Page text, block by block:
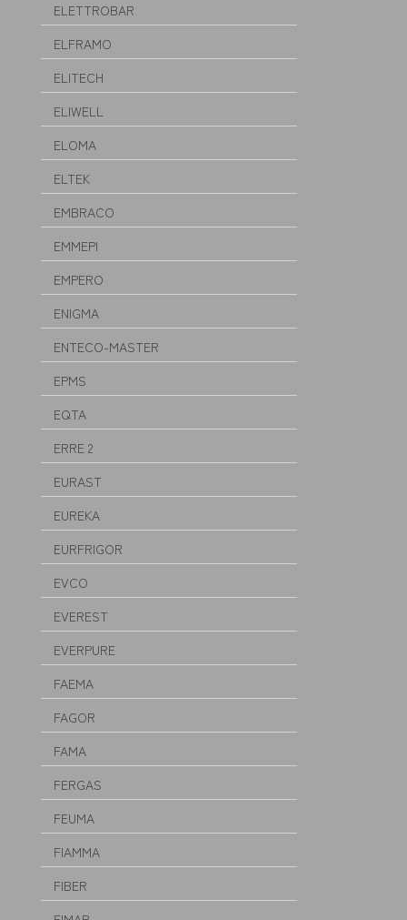
ELETTROBAR
ELFRAMO
ELITECH
ELIWELL
ELOMA
ELTEK
EMBRACO
EMMEPI
EMPERO
ENIGMA
ENTECO-MASTER
EPMS
EQTA
ERRE 2
EURAST
EUREKA
EURFRIGOR
EVCO
EVEREST
EVERPURE
FAEMA
FAGOR
FAMA
FERGAS
FEUMA
FIAMMA
FIBER